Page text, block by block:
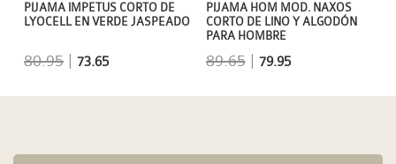
PIJAMA HOM MOD. NAXOS
CORTO DE LINO Y ALGODÓN
PARA HOMBRE
89.65| 79.95
PIJAMA IMPETUS CORTO DE
LYOCELL EN VERDE JASPEADO
80.95 |73.65